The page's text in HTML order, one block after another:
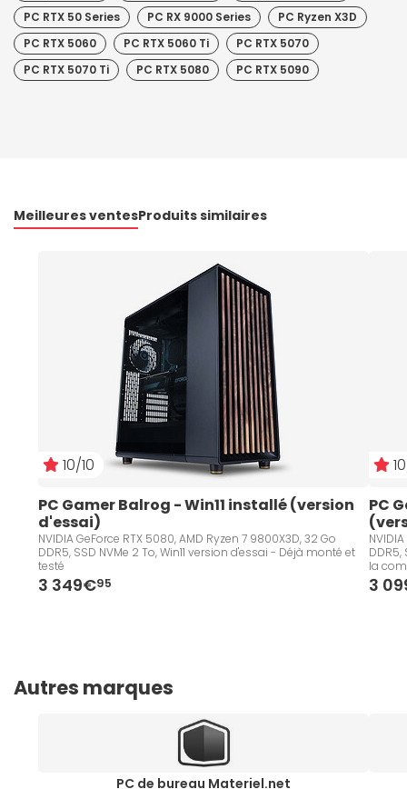
PC RTX 50 Series
PC RX 9000 Series
PC Ryzen X3D
PC RTX 5060
PC RTX 5060 Ti
PC RTX 5070
PC RTX 5070 Ti
PC RTX 5080 PC RTX 5090
Meilleures ventesProduits similaires
10/10
PC Gamer Balrog - Win11 installé (version
d'essai)
NVIDIA GeForce RTX 5080, AMD Ryzen 7 9800X3D, 32 Go
DDR5, SSD NVMe 2 To, Win11 version d'essai - Déjà monté et
testé
3 349€95
PC
DDR5,
la
3
Autres marques
PC de bureau Materiel.net